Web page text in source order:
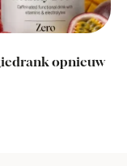
opnieuw